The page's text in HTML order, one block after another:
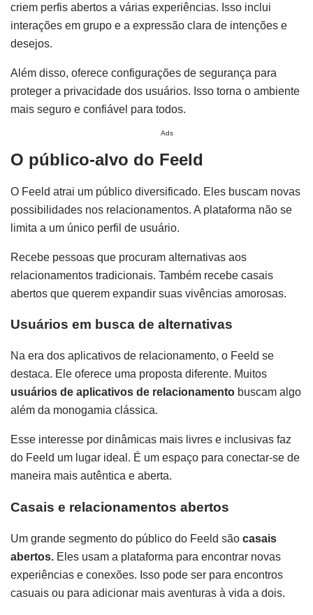
criem perfis abertos a várias experiências. Isso inclui
interações em grupo e a expressão clara de intenções e
desejos.
Além disso, oferece configurações de segurança para
proteger a privacidade dos usuários. Isso torna o ambiente
mais seguro e confiável para todos.
Ads
O público-alvo do Feeld
O Feeld atrai um público diversificado. Eles buscam novas
possibilidades nos relacionamentos. A plataforma não se
limita a um único perfil de usuário.
Recebe pessoas que procuram alternativas aos
relacionamentos tradicionais. Também recebe casais
abertos que querem expandir suas vivências amorosas.
Usuários em busca de alternativas
Na era dos aplicativos de relacionamento, o Feeld se
destaca. Ele oferece uma proposta diferente. Muitos
usuários de aplicativos de relacionamento buscam algo
além da monogamia clássica.
Esse interesse por dinâmicas mais livres e inclusivas faz
do Feeld um lugar ideal. É um espaço para conectar-se de
maneira mais autêntica e aberta.
Casais e relacionamentos abertos
Um grande segmento do público do Feeld são casais
abertos. Eles usam a plataforma para encontrar novas
experiências e conexões. Isso pode ser para encontros
casuais ou para adicionar mais aventuras à vida a dois.